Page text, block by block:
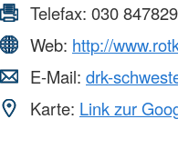
Telefax: 030
Web: http://
E-Mail: drk-
Karte: Link zur